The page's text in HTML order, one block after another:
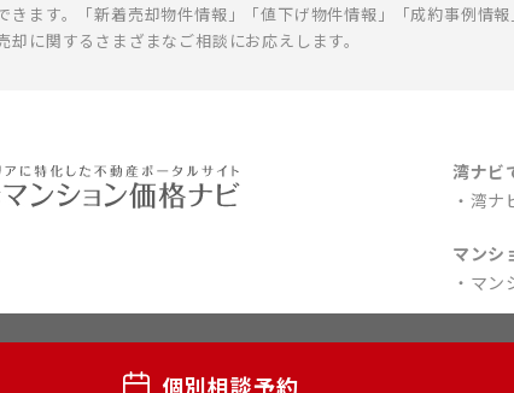
個別相談予約
きます。「新着売却物件情報」「値下げ物件情報」「成約事例情
却に関するさまざまなご相談にお応えします。
湾ナビ
湾ナ
マンシ
マン